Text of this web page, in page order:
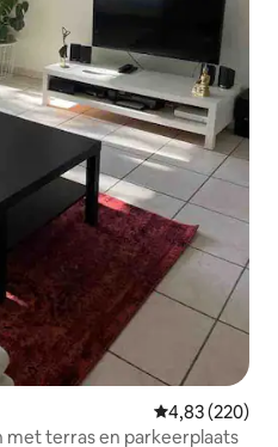
Gemiddelde
4,83 (220)
terras en parkeerplaats